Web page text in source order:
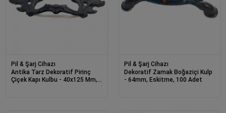
Pil & Şarj Cihazı
Antika Tarz Dekoratif Pirinç
Çiçek Kapı Kulbu - 40x125 Mm,
Pil & Şarj Cihazı
Dekoratif Zamak Boğaziçi Kulp
- 64mm, Eskitme, 100 Adet